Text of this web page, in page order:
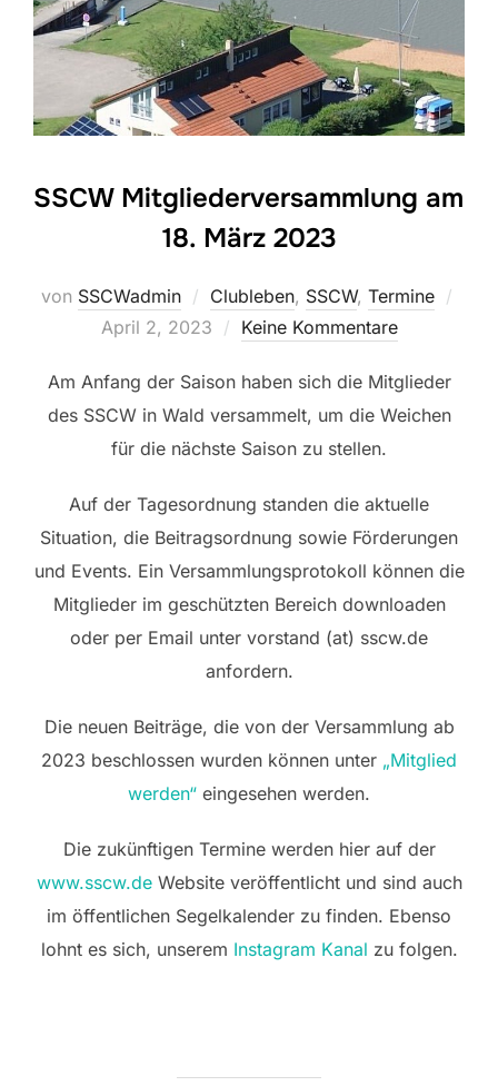
SSCW Mitgliederversammlung am
18. März 2023
von SSCWadmin Clubleben, SSCW, Termine
April 2, 2023 Keine Kommentare
Am Anfang der Saison haben sich die Mitglieder
des SSCW in Wald versammelt, um die Weichen
für die nächste Saison zu stellen.
Auf der Tagesordnung standen die aktuelle
Situation, die Beitragsordnung sowie Förderungen
und Events. Ein Versammlungsprotokoll können die
Mitglieder im geschützten Bereich downloaden
oder per Email unter vorstand (at) sscw.de
anfordern.
Die neuen Beiträge, die von der Versammlung ab
2023 beschlossen wurden können unter „Mitglied
werden“ eingesehen werden.
Die zukünftigen Termine werden hier auf der
www.sscw.deWebsite veröffentlicht und sind auch
im öffentlichen Segelkalender zu finden. Ebenso
lohnt es sich, unserem Instagram Kanal zu folgen.